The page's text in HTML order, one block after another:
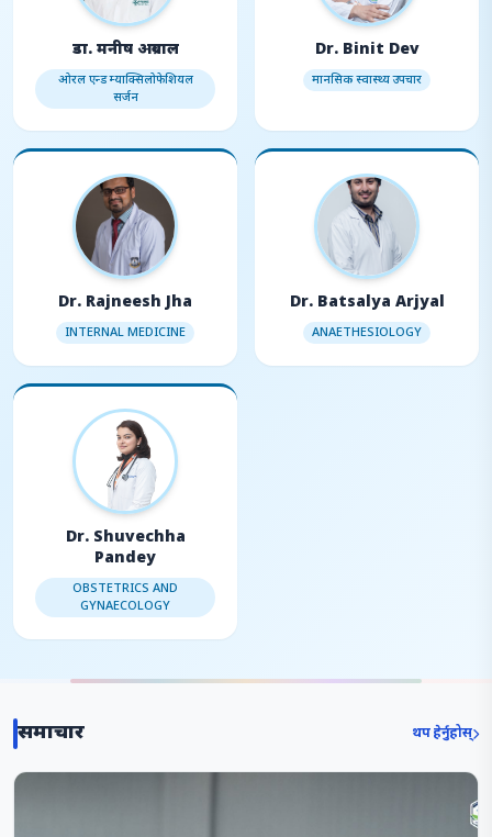
डा. मनीष अग्रवाल
ओरल एन्ड म्याक्सिलोफेशियल
सर्जन
Dr. Binit Dev
मानसिक स्वास्थ्य उपचार
Dr. Rajneesh Jha
INTERNAL MEDICINE
Dr. Batsalya Arjyal
ANAETHESIOLOGY
Dr. Shuvechha
Pandey
OBSTETRICS AND
GYNAECOLOGY
समाचार थप हेर्नुहोस्